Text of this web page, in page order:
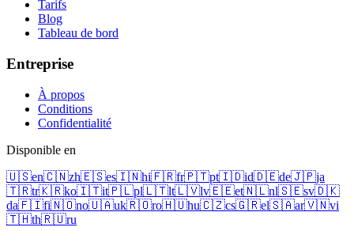
Tarifs
Blog
Tableau de bord
Entreprise
À propos
Conditions
Confidentialité
Disponible en
🇺🇸en🇨🇳zh🇪🇸es🇮🇳hi🇫🇷fr🇵🇹pt🇮🇩id🇩🇪de🇯🇵ja
🇹🇷tr🇰🇷ko🇮🇹it🇵🇱pl🇱🇹lt🇱🇻lv🇪🇪et🇳🇱nl🇸🇪sv🇩🇰
da🇫🇮fi🇳🇴no🇺🇦uk🇷🇴ro🇭🇺hu🇨🇿cs🇬🇷el🇸🇦ar🇻🇳vi
🇹🇭th🇷🇺ru